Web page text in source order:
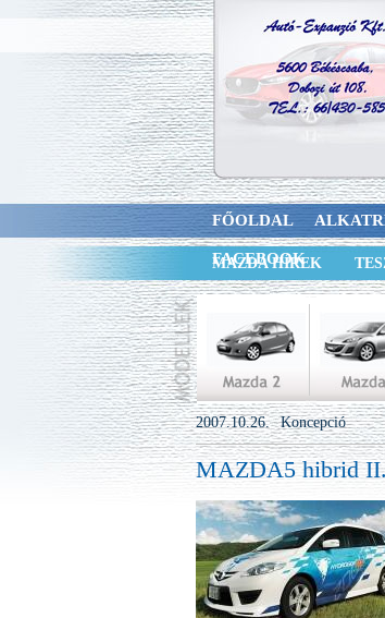
FŐOLDAL
FACEBOOK
MAZDA HÍREK
2007.10.26. Koncepció
MAZDA5 hibrid